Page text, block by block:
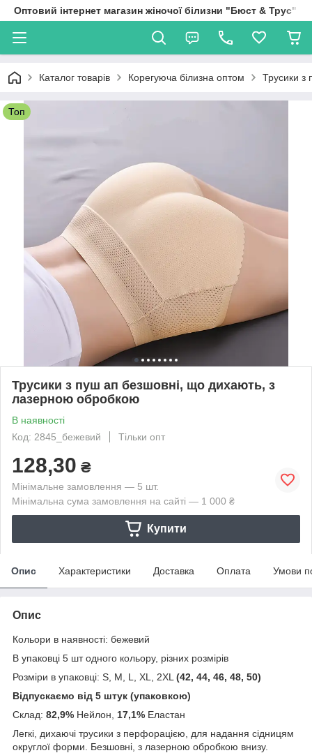
Оптовий інтернет магазин жіночої білизни "Бюст & Трус"
Каталог товарів Корегуюча білизна оптом Трусики з
Топ
Трусики з пуш ап безшовні, що дихають, з
лазерною обробкою
В наявності
Код: 2845_бежевий
Тільки опт
128,30 ₴
Мінімальне замовлення — 5 шт.
Мінімальна сума замовлення на сайті — 1 000 ₴
Купити
Опис Характеристики Доставка Оплата Умови
Опис
Кольори в наявності: бежевий
В упаковці 5 шт одного кольору, різних розмірів
Розміри в упаковці: S, M, L, XL, 2XL (42, 44, 46, 48, 50)
Відпускаємо від 5 штук (упаковкою)
Склад: 82,9% Нейлон, 17,1% Еластан
Легкі, дихаючі трусики з перфорацією, для надання сідницям
округлої форми. Безшовні, з лазерною обробкою внизу.